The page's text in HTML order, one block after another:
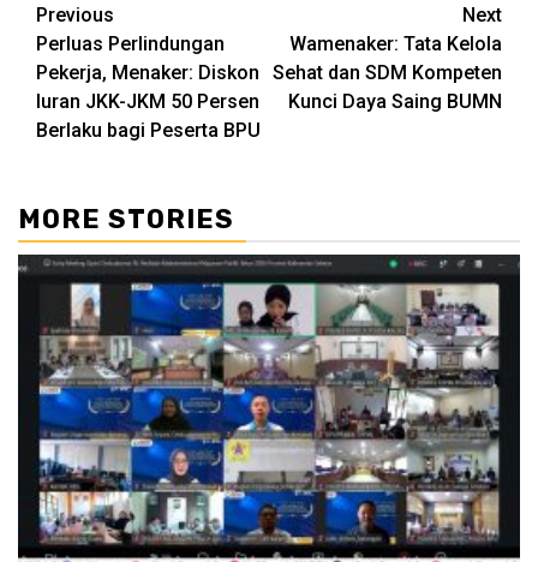
Continue
Reading
Previous
Perluas Perlindungan
Pekerja, Menaker: Diskon
Iuran JKK-JKM 50 Persen
Berlaku bagi Peserta BPU
Next
Wamenaker: Tata Kelola
Sehat dan SDM Kompeten
Kunci Daya Saing BUMN
MORE STORIES